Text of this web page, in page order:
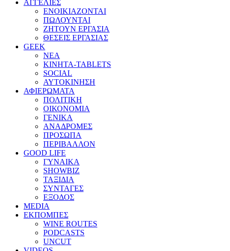
ΑΓΓΕΛΙΕΣ
ΕΝΟΙΚΙΑΖΟΝΤΑΙ
ΠΩΛΟΥΝΤΑΙ
ΖΗΤΟΥΝ ΕΡΓΑΣΙΑ
ΘΕΣΕΙΣ ΕΡΓΑΣΙΑΣ
GEEK
ΝΕΑ
ΚΙΝΗΤΑ-TABLETS
SOCIAL
ΑΥΤΟΚΙΝΗΣΗ
ΑΦΙΕΡΩΜΑΤΑ
ΠΟΛΙΤΙΚΗ
ΟΙΚΟΝΟΜΙΑ
ΓΕΝΙΚΑ
ΑΝΑΔΡΟΜΕΣ
ΠΡΟΣΩΠΑ
ΠΕΡΙΒΑΛΛΟΝ
GOOD LIFE
ΓΥΝΑΙΚΑ
SHOWBIZ
ΤΑΞΙΔΙΑ
ΣΥΝΤΑΓΕΣ
ΕΞΟΔΟΣ
MEDIA
ΕΚΠΟΜΠΕΣ
WINE ROUTES
PODCASTS
UNCUT